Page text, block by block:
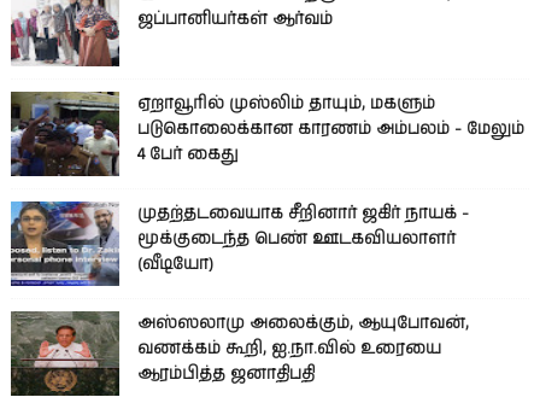
ஜப்பானியர்கள் ஆர்வம்
ஏறாவூரில் முஸ்லிம் தாயும், மகளும்
படுகொலைக்கான காரணம் அம்பலம் - மேலும்
4 பேர் கைது
முதற்தடவையாக சீறினார் ஜகிர் நாயக் -
மூக்குடைந்த பெண் ஊடகவியலாளர்
(வீடியோ)
அஸ்ஸலாமு அலைக்கும், ஆயுபோவன்,
வணக்கம் கூறி, ஐ.நா.வில் உரையை
ஆரம்பித்த ஜனாதிபதி